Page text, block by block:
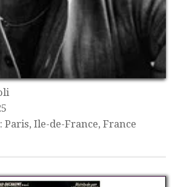
Paris, Ile-de-France, France